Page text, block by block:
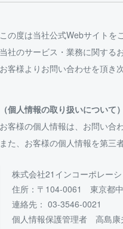
この度は当社公式Webサイトを
当社のサービス・業務に関する
お客様よりお問い合わせを頂き
（個人情報の取り扱いについて）
お客様の個人情報は、お問い合
また、お客様の個人情報を第三
株式会社21インコーポレー
住所：〒104-0061 東京都
連絡先： 03-3546-0021
個人情報保護管理者 高島康